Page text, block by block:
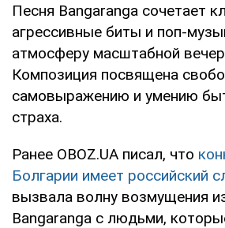
Песня Bangaranga сочетает
агрессивные биты и поп-
атмосферу масштабной
Композиция посвящена
самовыражению и умению
страха.
Ранее OBOZ.UA писал, что
Болгарии имеет российский
вызвала волну возмущения
Bangaranga с людьми,